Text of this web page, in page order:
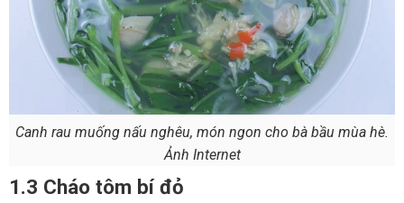
Canh rau muống nấu nghêu, món ngon cho bà bầu mùa hè.
Ảnh Internet
1.3 Cháo tôm bí đỏ